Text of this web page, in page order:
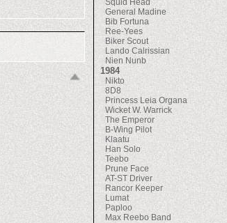
Squid Head
General Madine
Bib Fortuna
Ree-Yees
Biker Scout
Lando Calrissian
Nien Nunb
1984
Nikto
8D8
Princess Leia Organa
Wicket W. Warrick
The Emperor
B-Wing Pilot
Klaatu
Han Solo
Teebo
Prune Face
AT-ST Driver
Rancor Keeper
Lumat
Paploo
Max Reebo Band